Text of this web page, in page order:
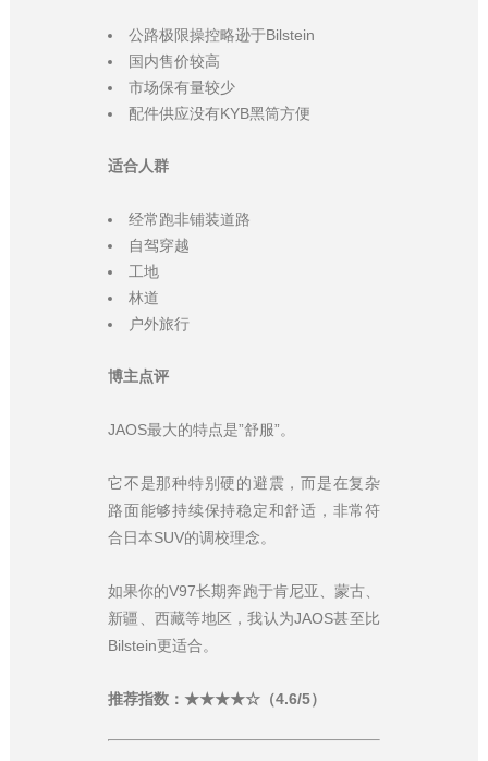
公路极限操控略逊于Bilstein
国内售价较高
市场保有量较少
配件供应没有KYB黑筒方便
适合人群
经常跑非铺装道路
自驾穿越
工地
林道
户外旅行
博主点评
JAOS最大的特点是”舒服”。
它不是那种特别硬的避震，而是在复杂
路面能够持续保持稳定和舒适，非常符
合日本SUV的调校理念。
如果你的V97长期奔跑于肯尼亚、蒙古、
新疆、西藏等地区，我认为JAOS甚至比
Bilstein更适合。
推荐指数：★★★★☆（4.6/5）